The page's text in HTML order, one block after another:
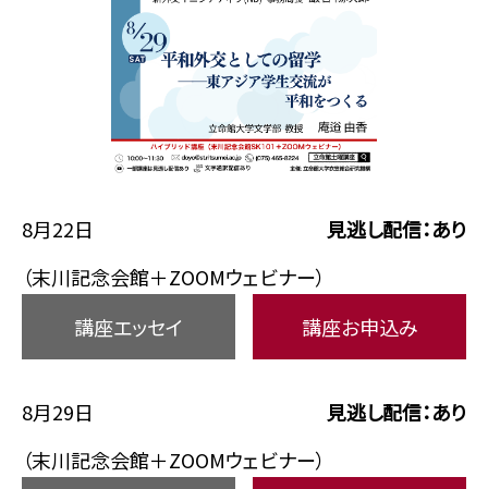
8月22日
見逃し配信：あり
（末川記念会館＋ZOOMウェビナー）
講座エッセイ
講座お申込み
8月29日
見逃し配信：あり
（末川記念会館＋ZOOMウェビナー）